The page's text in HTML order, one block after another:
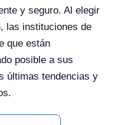
y seguro. Al elegir
las instituciones de
que están
posible a sus
últimas tendencias y